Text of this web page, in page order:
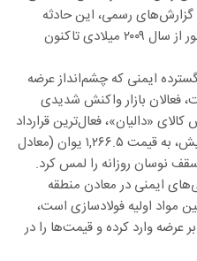
اساس گزارش‌های رسمی، این حادثه
مرگبارترین سانحه معدنی در این کشور از سال ۲۰۰۹ میلادی تاکنون
ایمنی که چشم‌انداز عرضه
فعالان بازار واکنش شدیدی
«دالیان»، فعال‌ترین قرارداد
زغال‌سنگ کک‌شو با ۷.۹۷ درصد افزایش، به قیمت ۱,۲۶۶.۵ یوان (معادل
ایمنی در معادن منطقه
مواد اولیه فولادسازی است،
عرضه وارد کرده و قیمت‌ها را در